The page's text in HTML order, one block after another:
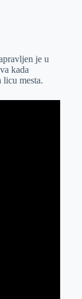
je u
kada
licu mesta.